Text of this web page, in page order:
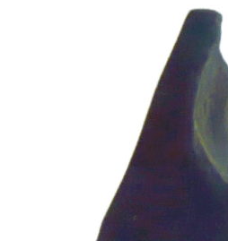
FALKE
FÜNF PELIKANE
Kohlezeichnung